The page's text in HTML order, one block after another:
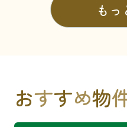
もっ
おすすめ物